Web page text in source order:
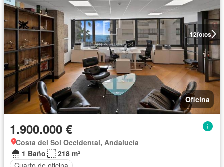
12fotos
Oficina
1.900.000 €
Costa del Sol Occidental, Andalucía
1 Baño
218 m²